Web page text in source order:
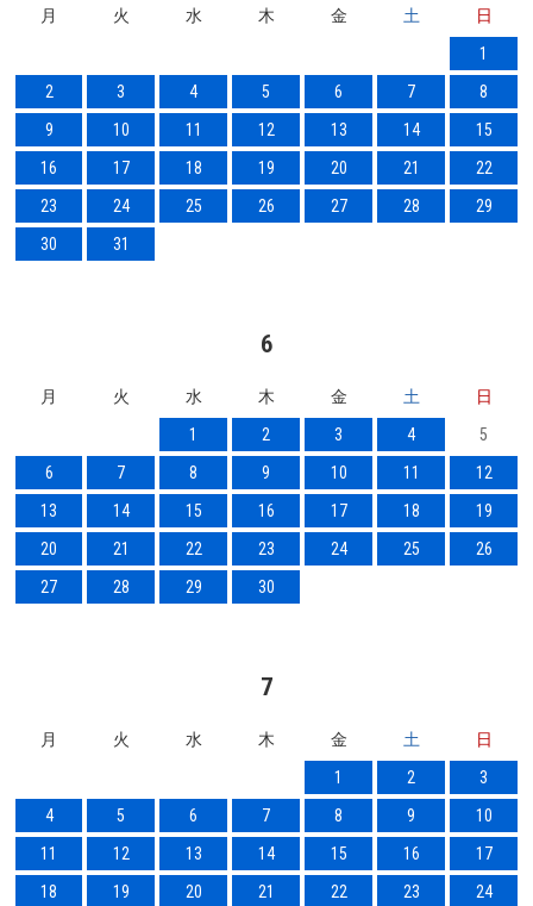
月 火 水 木 金 土
日
1
2
3 4 5 6 7
8
9
10 11 12 13 14
15
16
17 18 19 20 21
22
23
24 25 26 27 28
29
30
31
6
月 火 水 木 金 土
日
1
2 3 4
5
6
7 8 9 10 11
12
13
14 15 16 17 18
19
20
21 22 23 24 25
26
27
28 29 30
7
月 火 水 木 金 土
日
1
2
3
4
5 6 7 8 9
10
11
12 13 14 15 16
17
18
19 20 21 22 23 24